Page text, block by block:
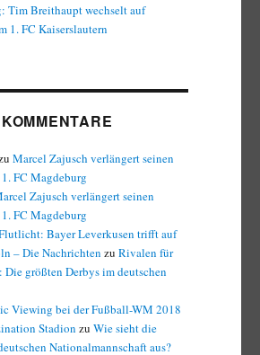
Tim Breithaupt wechselt auf
1. FC Kaiserslautern
Marcel Zajusch verlängert seinen
FC Magdeburg
Zajusch verlängert seinen
FC Magdeburg
Bayer Leverkusen trifft auf
– Die Nachrichten zuRivalen für
größten Derbys im deutschen
Viewing bei der Fußball-WM 2018
Stadion zuWie sieht die
Nationalmannschaft aus?